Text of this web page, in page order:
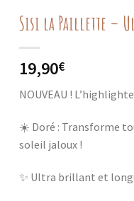
Sisi la Paillette –
19,90€
NOUVEAU !
☀️ Doré : Transforme
soleil jaloux !
✨ Ultra brillant et